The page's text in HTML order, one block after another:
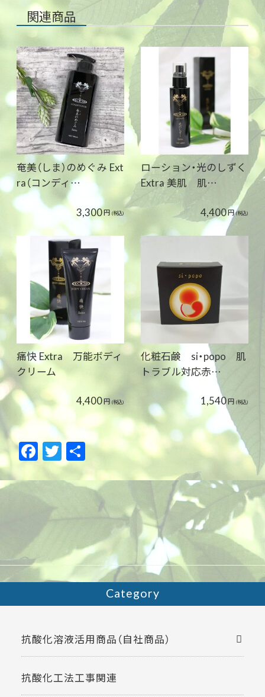
関連商品
奄美（しま）のめぐみ Ext
ra（コンディ…
3,300円 (税込)
ローション・光のしずく
Extra 美肌 肌…
4,400円 (税込)
痛快 Extra 万能ボディ
クリーム
4,400円 (税込)
化粧石鹸 si・popo 肌
トラブル対応赤…
1,540円 (税込)
F
ac
e
b
o
k
T
w
itt
共
有
Category
抗酸化溶液活用商品（自社商品）
抗酸化工法工事関連